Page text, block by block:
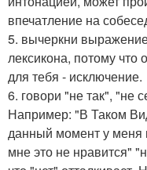
впечатление на
5. вычеркни
лексикона, потому что
для тебя - исключение.
6. говори "не так", "не
Например: "В Таком
данный момент у меня
мне это не нравится"